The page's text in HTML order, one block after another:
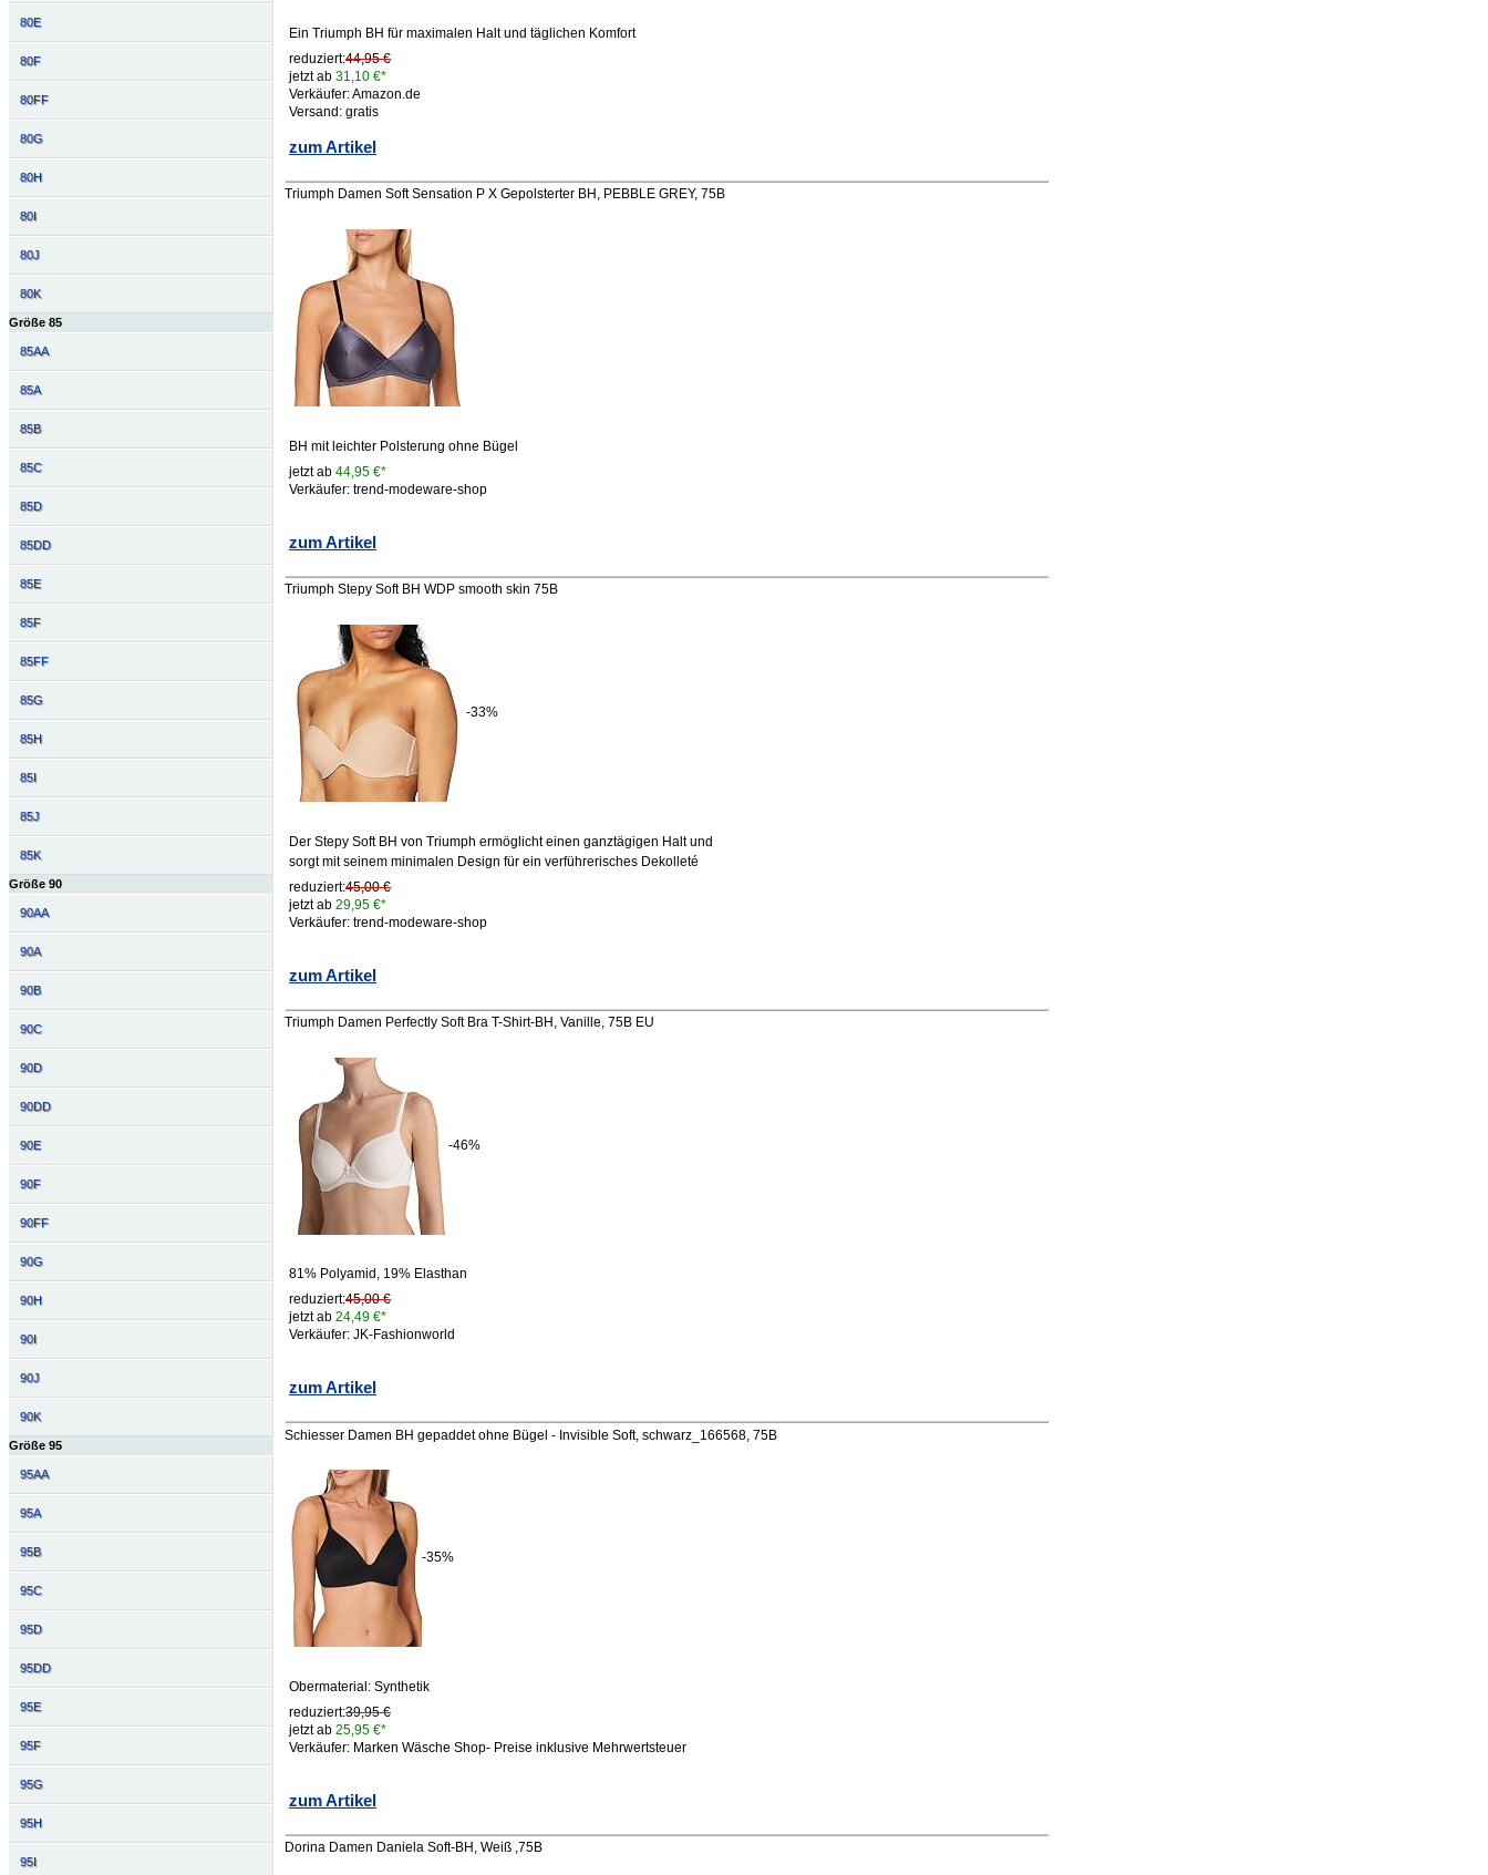
80E
80F
80FF
80G
80H
80I
80J
80K
Größe 85
85AA
85A
85B
85C
85D
85DD
85E
85F
85FF
85G
85H
85I
85J
85K
Größe 90
90AA
90A
90B
90C
90D
90DD
90E
90F
90FF
90G
90H
90I
90J
90K
Größe 95
95AA
95A
95B
95C
95D
95DD
95E
95F
95G
95H
95I
Ein Triumph BH für maximalen Halt und täglichen Komfort
reduziert:44,95 €
jetzt ab31,10 €*
Verkäufer: Amazon.de
Versand: gratis
zum Artikel
Triumph Damen Soft Sensation P X Gepolsterter BH, PEBBLE GREY, 75B
BH mit leichter Polsterung ohne Bügel
jetzt ab44,95 €*
Verkäufer: trend-modeware-shop
zum Artikel
Triumph Stepy Soft BH WDP smooth skin 75B
-33%
Der Stepy Soft BH von Triumph ermöglicht einen ganztägigen Halt und
sorgt mit seinem minimalen Design für ein verführerisches Dekolleté
reduziert:45,00 €
jetzt ab29,95 €*
Verkäufer: trend-modeware-shop
zum Artikel
Triumph Damen Perfectly Soft Bra T-Shirt-BH, Vanille, 75B EU
-46%
81% Polyamid, 19% Elasthan
reduziert:45,00 €
jetzt ab24,49 €*
Verkäufer: JK-Fashionworld
zum Artikel
Schiesser Damen BH gepaddet ohne Bügel - Invisible Soft, schwarz_166568, 75B
-35%
Obermaterial: Synthetik
reduziert:39,95 €
jetzt ab25,95 €*
Verkäufer: Marken Wäsche Shop- Preise inklusive Mehrwertsteuer
zum Artikel
Dorina Damen Daniela Soft-BH, Weiß ,75B